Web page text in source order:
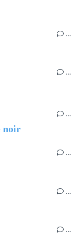
…
…
…
noir
…
…
…